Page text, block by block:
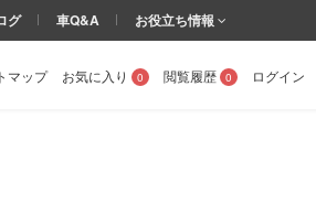
マップ お気に入り 0 閲覧履歴 0 ログイン
グ 車Q&A お役立ち情報